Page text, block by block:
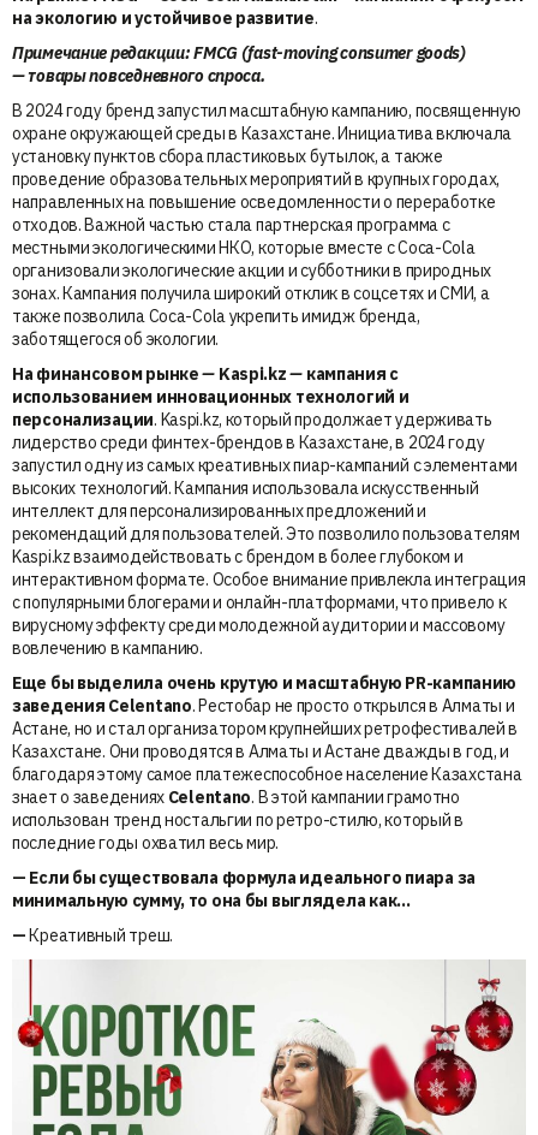
на экологию и устойчивое развитие.
Примечание редакции: FMCG (fast-moving consumer goods)
— товары повседневного спроса.
В 2024 году бренд запустил масштабную кампанию, посвященную
охране окружающей среды в Казахстане. Инициатива включала
установку пунктов сбора пластиковых бутылок, а также
проведение образовательных мероприятий в крупных городах,
направленных на повышение осведомленности о переработке
отходов. Важной частью стала партнерская программа с
местными экологическими НКО, которые вместе с Coca-Cola
организовали экологические акции и субботники в природных
зонах. Кампания получила широкий отклик в соцсетях и СМИ, а
также позволила Coca-Cola укрепить имидж бренда,
заботящегося об экологии.
На финансовом рынке— Kaspi.kz— кампания с
использованием инновационных технологий и
персонализации. Kaspi.kz, который продолжает удерживать
лидерство среди финтех-брендов в Казахстане, в 2024 году
запустил одну из самых креативных пиар-кампаний с элементами
высоких технологий. Кампания использовала искусственный
интеллект для персонализированных предложений и
рекомендаций для пользователей. Это позволило пользователям
Kaspi.kz взаимодействовать с брендом в более глубоком и
интерактивном формате. Особое внимание привлекла интеграция
с популярными блогерами и онлайн-платформами, что привело к
вирусному эффекту среди молодежной аудитории и массовому
вовлечению в кампанию.
Еще бы выделила очень крутую и масштабную PR-кампанию
заведения Celentano. Рестобар не просто открылся в Алматы и
Астане, но и стал организатором крупнейших ретрофестивалей в
Казахстане. Они проводятся в Алматы и Астане дважды в год, и
благодаря этому самое платежеспособное население Казахстана
знает о заведениях Celentano. В этой кампании грамотно
использован тренд ностальгии по ретро-стилю, который в
последние годы охватил весь мир.
— Если бы существовала формула идеального пиара за
минимальную сумму, то она бы выглядела как…
—Креативный треш.